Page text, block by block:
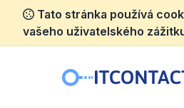
Tato stránka používá
vašeho uživatelského